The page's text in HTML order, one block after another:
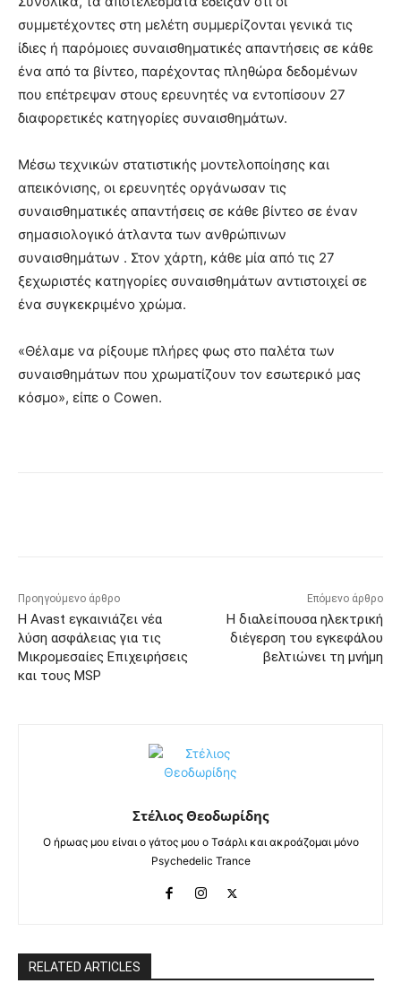
συμμετέχοντες στη μελέτη συμμερίζονται γενικά τις
ίδιες ή παρόμοιες συναισθηματικές απαντήσεις σε κάθε
ένα από τα βίντεο, παρέχοντας πληθώρα δεδομένων
που επέτρεψαν στους ερευνητές να εντοπίσουν 27
διαφορετικές κατηγορίες συναισθημάτων.
Μέσω τεχνικών στατιστικής μοντελοποίησης και
απεικόνισης, οι ερευνητές οργάνωσαν τις
συναισθηματικές απαντήσεις σε κάθε βίντεο σε έναν
σημασιολογικό άτλαντα των ανθρώπινων
συναισθημάτων . Στον χάρτη, κάθε μία από τις 27
ξεχωριστές κατηγορίες συναισθημάτων αντιστοιχεί σε
ένα συγκεκριμένο χρώμα.
«Θέλαμε να ρίξουμε πλήρες φως στο παλέτα των
συναισθημάτων που χρωματίζουν τον εσωτερικό μας
κόσμο», είπε ο Cowen.
Προηγούμενο άρθρο
Η Avast εγκαινιάζει νέα
λύση ασφάλειας για τις
Μικρομεσαίες Επιχειρήσεις
και τους MSP
Επόμενο άρθρο
Η διαλείπουσα ηλεκτρική
διέγερση του εγκεφάλου
βελτιώνει τη μνήμη
Στέλιος Θεοδωρίδης
Ο ήρωας μου είναι ο γάτος μου ο Τσάρλι και ακροάζομαι μόνο
Psychedelic Trance
RELATED ARTICLES